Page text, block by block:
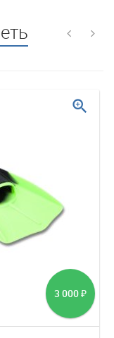
3 000 ₽
zoom_in